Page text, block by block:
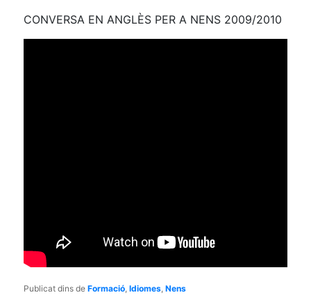
CONVERSA EN ANGLÈS PER A NENS 2009/2010
Publicat dins de Formació,Idiomes,Nens